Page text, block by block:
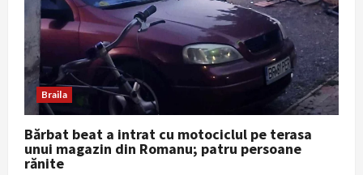
Braila
Bărbat beat a intrat cu motociclul pe terasa
unui magazin din Romanu; patru persoane
rănite